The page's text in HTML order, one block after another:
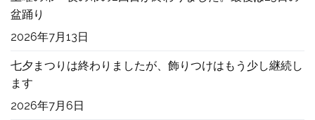
盆踊り
2026年7月13日
七夕まつりは終わりましたが、飾りつけはもう少し継続し
ます
2026年7月6日